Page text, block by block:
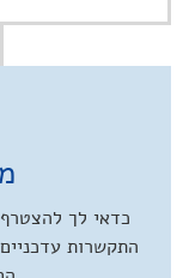
כדאי לך
התקשרות